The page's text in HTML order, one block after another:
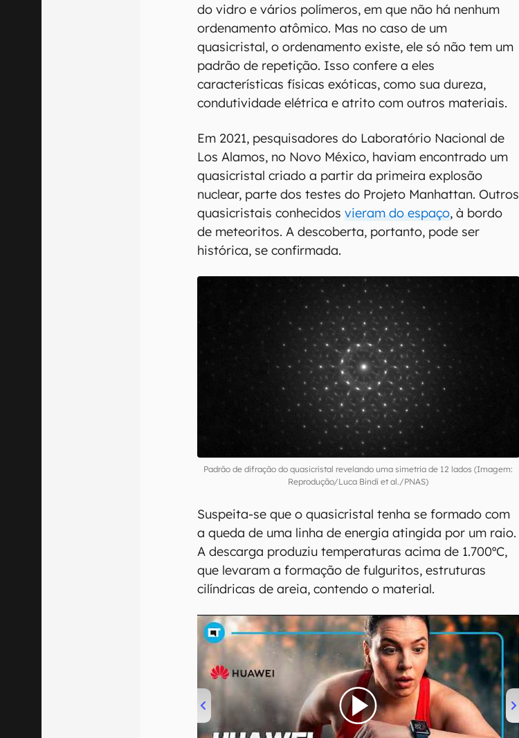
do vidro e vários polímeros, em que não há nenhum
ordenamento atômico. Mas no caso de um
quasicristal, o ordenamento existe, ele só não tem um
padrão de repetição. Isso confere a eles
características físicas exóticas, como sua dureza,
condutividade elétrica e atrito com outros materiais.
Em 2021, pesquisadores do Laboratório Nacional de
Los Alamos, no Novo México, haviam encontrado um
quasicristal criado a partir da primeira explosão
nuclear, parte dos testes do Projeto Manhattan. Outros
quasicristais conhecidosvieram do espaço, à bordo
de meteoritos. A descoberta, portanto, pode ser
histórica, se confirmada.
Padrão de difração do quasicristal revelando uma simetria de 12 lados (Imagem:
Reprodução/Luca Bindi et al./PNAS)
Suspeita-se que o quasicristal tenha se formado com
a queda de uma linha de energia atingida por um raio.
A descarga produziu temperaturas acima de 1.700ºC,
que levaram a formação de fulguritos, estruturas
cilíndricas de areia, contendo o material.